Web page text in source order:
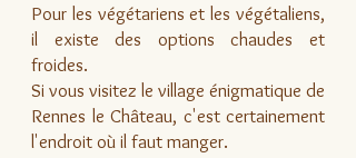
Pour les végétariens et les végétaliens,
il existe des options chaudes et
froides.
Si vous visitez le village énigmatique de
Rennes le Château, c'est certainement
l'endroit où il faut manger.